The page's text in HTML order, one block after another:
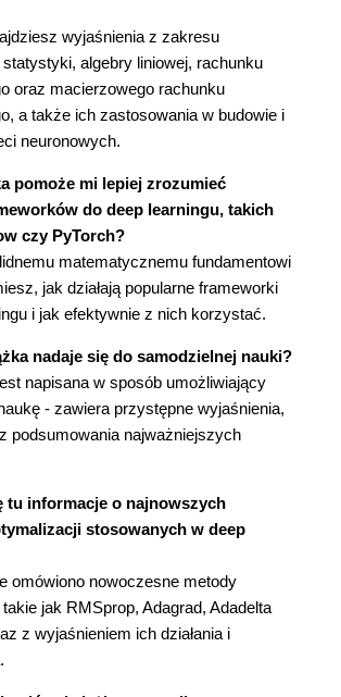
porządkowe
interwałowe
ilorazowe
danych nominalnych w
głębokim
podsumowujące
zmienności
i wykresy pudełkowe
korelacji Pearsona
Spearmana
hipotez
Manna-Whitneya
macierze i tensory
tensorów
wyjaśnienia z zakresu
algebry liniowej, rachunku
oraz macierzowego rachunku
a także ich zastosowania w budowie i
neuronowych.
pomoże mi lepiej zrozumieć
do deep learningu, takich
czy PyTorch?
matematycznemu fundamentowi
jak działają popularne frameworki
i jak efektywnie z nich korzystać.
nadaje się do samodzielnej nauki?
napisana w sposób umożliwiający
- zawiera przystępne wyjaśnienia,
podsumowania najważniejszych
tu informacje o najnowszych
stosowanych w deep
omówiono nowoczesne metody
jak RMSprop, Adagrad, Adadelta
z wyjaśnieniem ich działania i